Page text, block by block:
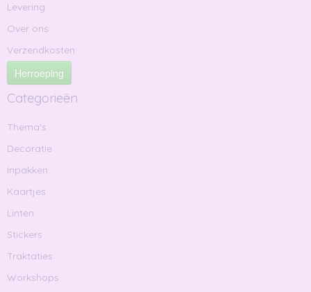
Levering
Over ons
Verzendkosten
Herroeping
Categorieën
Thema's
Decoratie
Inpakken
Kaartjes
Linten
Stickers
Traktaties
Workshops